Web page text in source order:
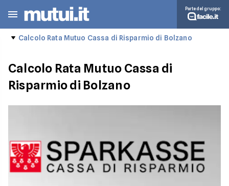
Parte del gruppo:
Calcolo Rata Mutuo Cassa di Risparmio di Bolzano
Calcolo Rata Mutuo Cassa di
Risparmio di Bolzano